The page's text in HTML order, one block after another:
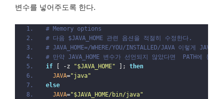
변수를 넣어주도록 한다.
# Memory options
# 다음 $JAVA_HOME 관련 옵션을 적절히 수정한다.
# JAVA_HOME=/WHERE/YOU/INSTALLED/JAVA 이렇게
# 만약 JAVA_HOME 변수가 선언되지 않았다면  PATH에
if [ -z "$JAVA_HOME" ]; then
  JAVA
="java"
else
  JAVA
="$JAVA_HOME/bin/java"